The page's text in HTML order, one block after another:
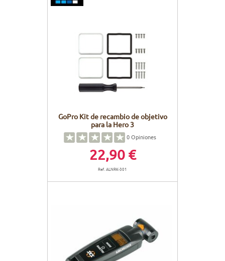
GoPro Kit de recambio de objetivo
para la Hero 3
0Opiniones
22,90 €
Ref. ALNRK-301